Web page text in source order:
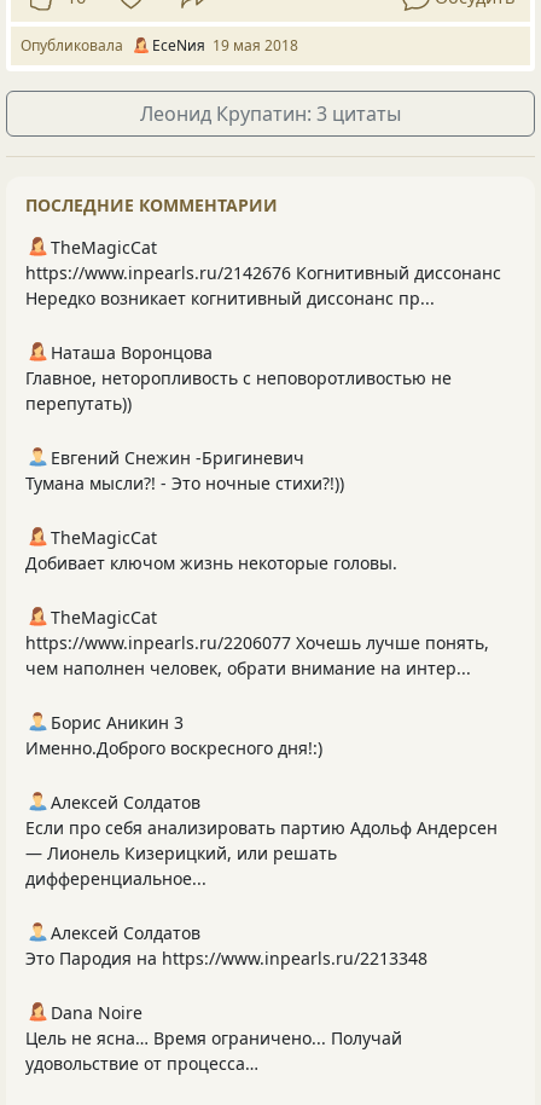
Опубликовала ЕсеNия 19 мая 2018
Леонид Крупатин: 3 цитаты
ПОСЛЕДНИЕ КОММЕНТАРИИ
TheMagicCat
https://www.inpearls.ru/2142676 Когнитивный диссонанс
Нередко возникает когнитивный диссонанс пр...
Наташа Воронцова
Главное, неторопливость с неповоротливостью не
перепутать))
Евгений Снежин -Бригиневич
Тумана мысли?! - Это ночные стихи?!))
TheMagicCat
Добивает ключом жизнь некоторые головы.
TheMagicCat
https://www.inpearls.ru/2206077 Хочешь лучше понять,
чем наполнен человек, обрати внимание на интер...
Борис Аникин 3
Именно.Доброго воскресного дня!:)
Алексей Солдатов
Если про себя анализировать партию Адольф Андерсен
— Лионель Кизерицкий, или решать
дифференциальное...
Алексей Солдатов
Это Пародия на https://www.inpearls.ru/2213348
Dana Noire
Цель не ясна… Время ограничено... Получай
удовольствие от процесса…